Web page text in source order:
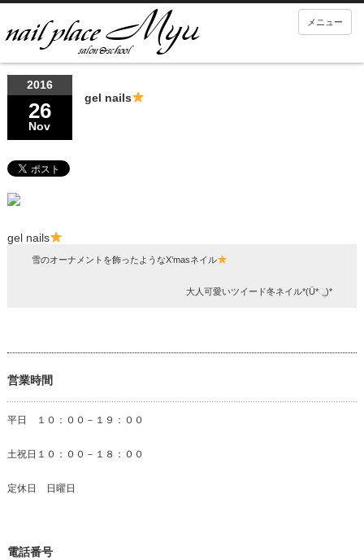
メニュー
2016
26
Nov
gel nails
gel nails
雪のオーナメントを飾ったようなX’masネイル
大人可愛いツイード冬ネイル*(Ü*ૢ)*
営業時間
平日 １０：００－１９：００
土祝日１０：００－１８：００
定休日 日曜日
電話番号